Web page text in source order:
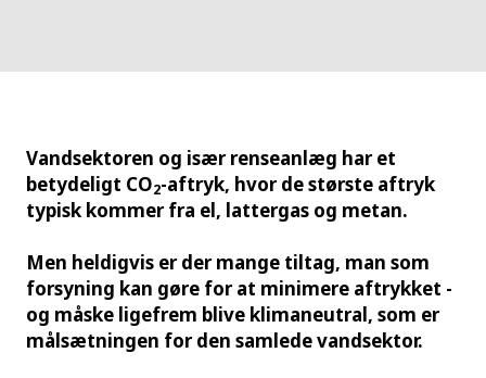
Vandsektoren og især renseanlæg har et
betydeligt CO2-aftryk, hvor de største aftryk
typisk kommer fra el, lattergas og metan.
Men heldigvis er der mange tiltag, man som
forsyning kan gøre for at minimere aftrykket -
og måske ligefrem blive klimaneutral, som er
målsætningen for den samlede vandsektor.